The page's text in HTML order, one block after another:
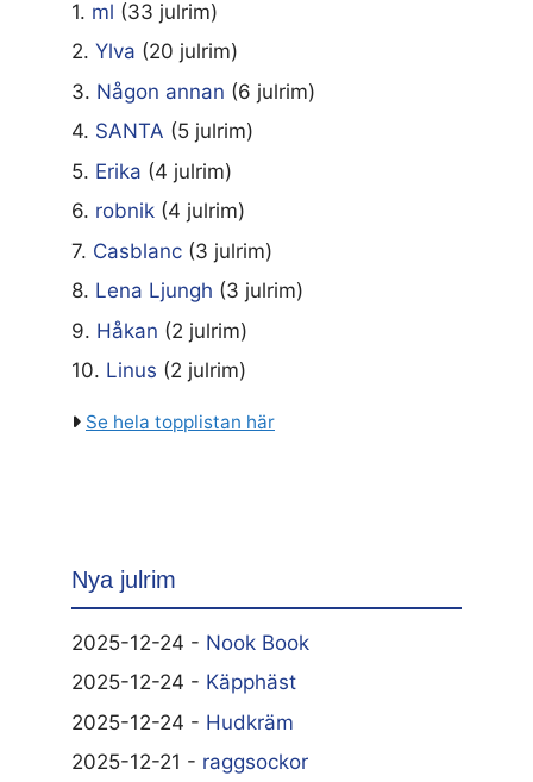
1. ml (33 julrim)
2. Ylva (20 julrim)
3. Någon annan (6 julrim)
4. SANTA (5 julrim)
5. Erika (4 julrim)
6. robnik (4 julrim)
7. Casblanc (3 julrim)
8. Lena Ljungh (3 julrim)
9. Håkan (2 julrim)
10. Linus (2 julrim)
Se hela topplistan här
Nya julrim
2025-12-24 - Nook Book
2025-12-24 - Käpphäst
2025-12-24 - Hudkräm
2025-12-21 - raggsockor